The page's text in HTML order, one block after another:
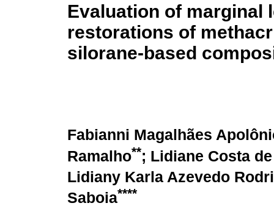
Evaluation of marginal
restorations of
silorane-based
Fabianni Magalhães
Ramalho**; Lidiane Costa
Lidiany Karla Azevedo
Saboia****